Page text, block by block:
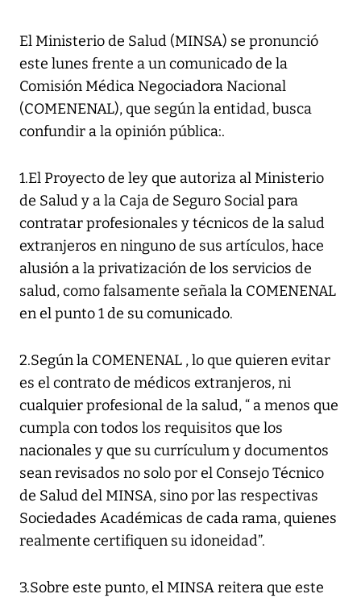
El Ministerio de Salud (MINSA) se pronunció
este lunes frente a un comunicado de la
Comisión Médica Negociadora Nacional
(COMENENAL), que según la entidad, busca
confundir a la opinión pública:.
1.El Proyecto de ley que autoriza al Ministerio
de Salud y a la Caja de Seguro Social para
contratar profesionales y técnicos de la salud
extranjeros en ninguno de sus artículos, hace
alusión a la privatización de los servicios de
salud, como falsamente señala la COMENENAL
en el punto 1 de su comunicado.
2.Según la COMENENAL , lo que quieren evitar
es el contrato de médicos extranjeros, ni
cualquier profesional de la salud, “ a menos que
cumpla con todos los requisitos que los
nacionales y que su currículum y documentos
sean revisados no solo por el Consejo Técnico
de Salud del MINSA, sino por las respectivas
Sociedades Académicas de cada rama, quienes
realmente certifiquen su idoneidad”.
3.Sobre este punto, el MINSA reitera que este